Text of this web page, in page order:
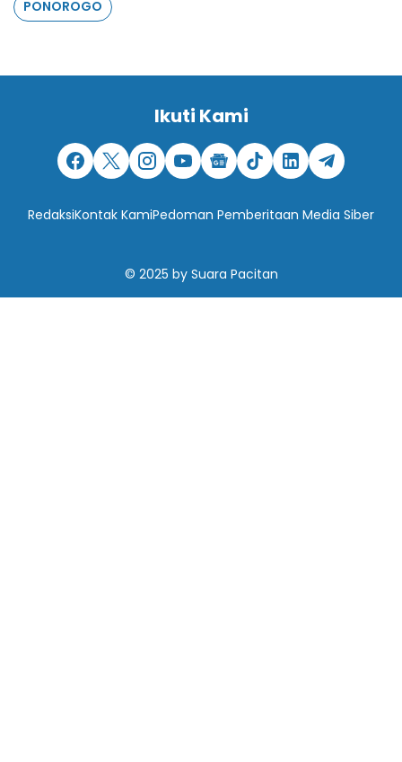
PONOROGO
Ikuti Kami
RedaksiKontak KamiPedoman Pemberitaan Media Siber
© 2025 by Suara Pacitan